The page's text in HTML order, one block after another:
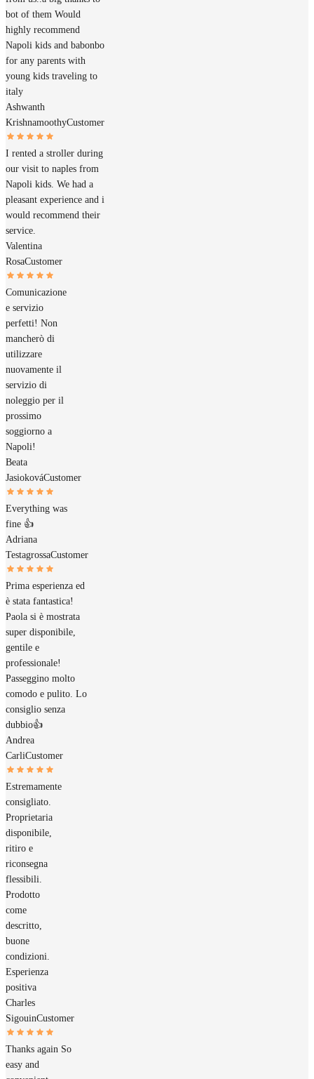
bot of them Would
highly recommend
Napoli kids and babonbo
for any parents with
young kids traveling to
italy
Ashwanth
KrishnamoothyCustomer
I rented a stroller during
our visit to naples from
Napoli kids. We had a
pleasant experience and i
would recommend their
service.
Valentina
RosaCustomer
Comunicazione
e servizio
perfetti! Non
mancherò di
utilizzare
nuovamente il
servizio di
noleggio per il
prossimo
soggiorno a
Napoli!
Beata
JasiokováCustomer
Everything was
fine 👍
Adriana
TestagrossaCustomer
Prima esperienza ed
è stata fantastica!
Paola si è mostrata
super disponibile,
gentile e
professionale!
Passeggino molto
comodo e pulito. Lo
consiglio senza
dubbio👍
Andrea
CarliCustomer
Estremamente
consigliato.
Proprietaria
disponibile,
ritiro e
riconsegna
flessibili.
Prodotto
come
descritto,
buone
condizioni.
Esperienza
positiva
Charles
SigouinCustomer
Thanks again So
easy and